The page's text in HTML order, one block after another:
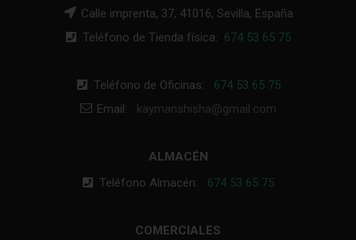
Calle imprenta, 37, 41016, Sevilla, España
Teléfono de Tienda física: 674 53 65 75
Teléfono de Oficinas: 674 53 65 75
Email: kaymanshisha@gmail.com
ALMACÉN
Teléfono Almacén: 674 53 65 75
COMERCIALES